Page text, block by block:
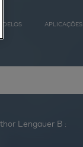
APLICAÇÕES
Lengauer B :